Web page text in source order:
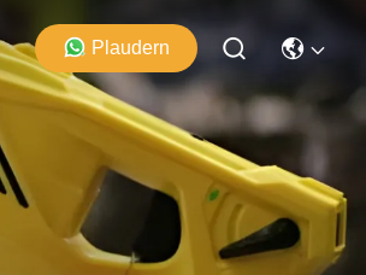
Plaudern